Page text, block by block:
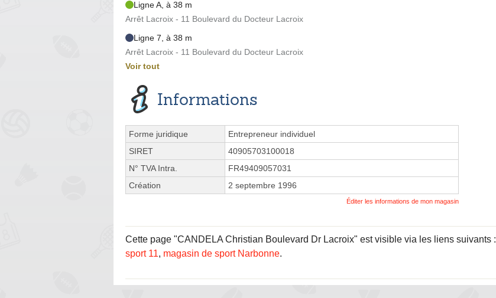
Ligne A, à 38 m
Arrêt Lacroix - 11 Boulevard du Docteur Lacroix
Ligne 7, à 38 m
Arrêt Lacroix - 11 Boulevard du Docteur Lacroix
Voir tout
Informations
Forme juridique
Entrepreneur individuel
SIRET
40905703100018
N° TVA Intra.
FR49409057031
Création
2 septembre 1996
Éditer les informations de mon magasin
Cette page "CANDELA Christian Boulevard Dr Lacroix" est visible via les liens suivants :
sport 11, magasin de sport Narbonne.